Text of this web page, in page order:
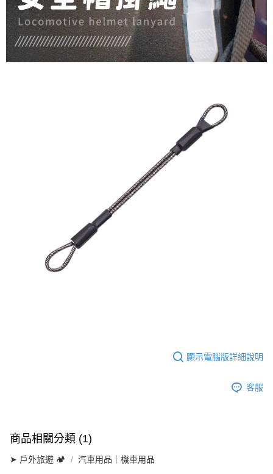
顯示電腦版詳細說明
客服
商品相關分類 (1)
➤ 戶外旅遊 🏕 汽車用品｜機車用品